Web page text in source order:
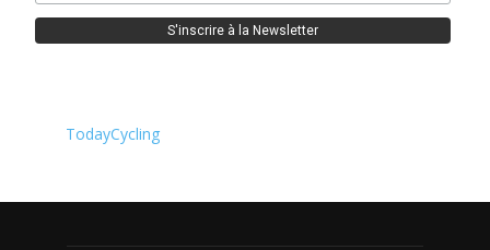
TodayCycling